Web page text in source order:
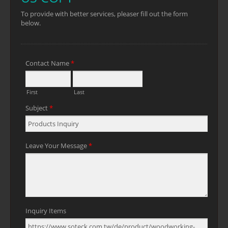
anderen Standardständern auf dem
Markt verwendet werden.